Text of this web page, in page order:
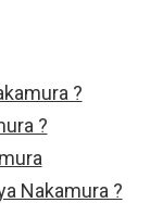
?
?
Nakamura ?